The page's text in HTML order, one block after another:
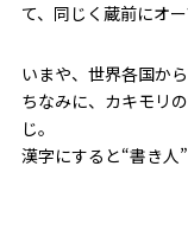
て、同じく蔵前にオ
いまや、世界各国か
ちなみに、カキモリ
じ。
漢字にすると“書き人”